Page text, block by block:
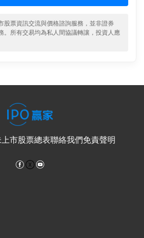
股票資訊交流與價格諮詢服務，並非證券
。所有交易均為私人間協議轉讓，投資人應
上市股票總表聯絡我們免責聲明
Facebook